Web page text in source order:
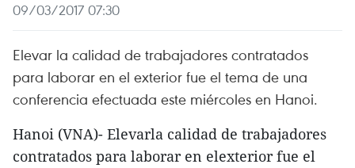
09/03/2017 07:30
Elevar la calidad de trabajadores contratados
para laborar en el exterior fue el tema de una
conferencia efectuada este miércoles en Hanoi.
Hanoi (VNA)- Elevarla calidad de trabajadores
contratados para laborar en elexterior fue el